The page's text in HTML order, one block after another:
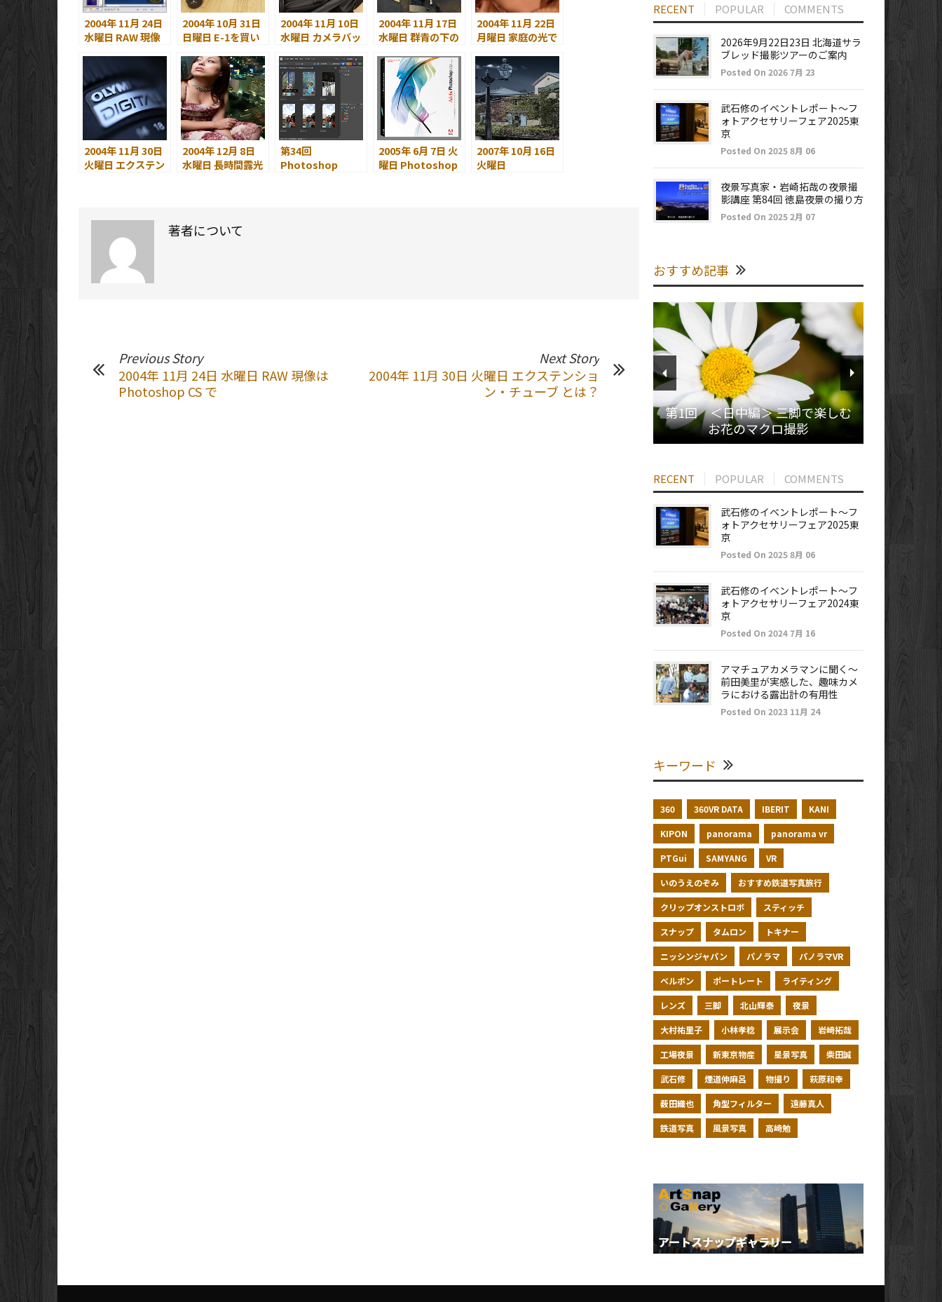
2004年 11月 24日
水曜日 RAW 現像
2004年 10月 31日
日曜日 E-1を買い
2004年 11月 10日
水曜日 カメラバッ
2004年 11月 17日
水曜日 群青の下の
2004年 11月 22日
月曜日 家庭の光で
2004年 11月 30日
火曜日 エクステン
2004年 12月 8日
水曜日 長時間露光
第34回
Photoshop
2005年 6月 7日 火
曜日 Photoshop
2007年 10月 16日
火曜日
著者について
Previous Story
2004年 11月 24日 水曜日 RAW 現像は
Photoshop CS で
Next Story
2004年 11月 30日 火曜日 エクステンショ
ン・チューブ とは？
RECENT POPULAR COMMENTS
2026年9月22日23日 北海道サラ
ブレッド撮影ツアーのご案内
Posted On 2026 7月 23
武石修のイベントレポート～フ
ォトアクセサリーフェア2025東
京
Posted On 2025 8月 06
夜景写真家・岩崎拓哉の夜景撮
影講座 第84回 徳島夜景の撮り方
Posted On 2025 2月 07
おすすめ記事
第1回 ＜日中編＞ 三脚で楽しむ
お花のマクロ撮影
RECENT POPULAR COMMENTS
武石修のイベントレポート～フ
ォトアクセサリーフェア2025東
京
Posted On 2025 8月 06
武石修のイベントレポート～フ
ォトアクセサリーフェア2024東
京
Posted On 2024 7月 16
アマチュアカメラマンに聞く～
前田美里が実感した、趣味カメ
ラにおける露出計の有用性
Posted On 2023 11月 24
キーワード
360 360VR DATA IBERIT KANI
KIPON panorama panorama vr
PTGui SAMYANG VR
いのうえのぞみ おすすめ鉄道写真旅行
クリップオンストロボ スティッチ
スナップ タムロン トキナー
ニッシンジャパン パノラマ パノラマVR
ベルボン ポートレート ライティング
レンズ 三脚 北山輝泰 夜景
大村祐里子 小林孝稔 展示会 岩崎拓哉
工場夜景 新東京物産 星景写真 柴田誠
武石修 煙道伸麻呂 物撮り 萩原和幸
薮田織也 角型フィルター 遠藤真人
鉄道写真 風景写真 高崎勉